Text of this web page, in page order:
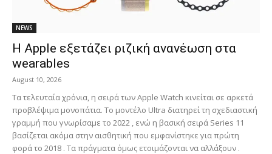
NEWS
Η Apple εξετάζει ριζική ανανέωση στα
wearables
August 10, 2026
Τα τελευταία χρόνια, η σειρά των Apple Watch κινείται σε αρκετά
προβλέψιμα μονοπάτια. Το μοντέλο Ultra διατηρεί τη σχεδιαστική
γραμμή που γνωρίσαμε το 2022 , ενώ η βασική σειρά Series 11
βασίζεται ακόμα στην αισθητική που εμφανίστηκε για πρώτη
φορά το 2018 . Τα πράγματα όμως ετοιμάζονται να αλλάξουν .